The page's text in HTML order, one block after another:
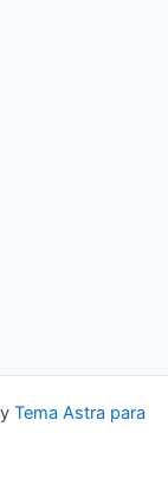
Tema Astra para